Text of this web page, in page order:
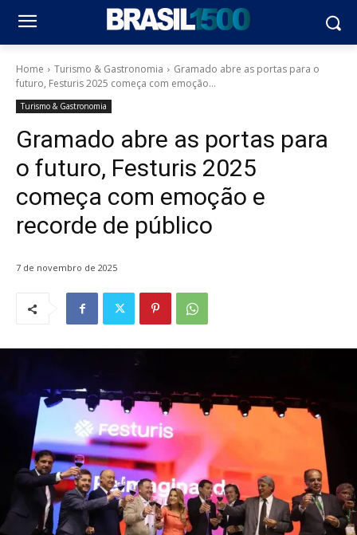
Home Turismo & Gastronomia
Gramado abre as portas para o
futuro, Festuris 2025 começa com emoção...
Turismo & Gastronomia
Gramado abre as portas para
o futuro, Festuris 2025
começa com emoção e
recorde de público
7 de novembro de 2025